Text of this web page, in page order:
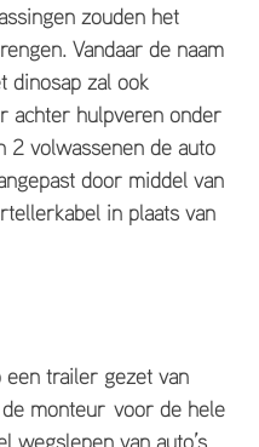
zouden het
Vandaar de naam
dinosap zal ook
achter hulpveren onder
2 volwassenen de auto
door middel van
in plaats van
trailer gezet van
monteur voor de hele
wegslepen van auto’s